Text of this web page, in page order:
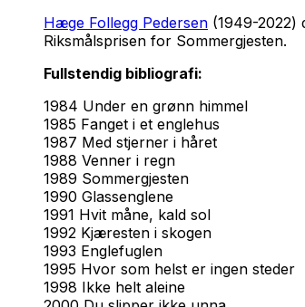
Hæge Follegg Pedersen (1949-2022)
Riksmålsprisen for Sommergjesten.
Fullstendig bibliografi:
1984 Under en grønn himmel
1985 Fanget i et englehus
1987 Med stjerner i håret
1988 Venner i regn
1989 Sommergjesten
1990 Glassenglene
1991 Hvit måne, kald sol
1992 Kjæresten i skogen
1993 Englefuglen
1995 Hvor som helst er ingen steder
1998 Ikke helt aleine